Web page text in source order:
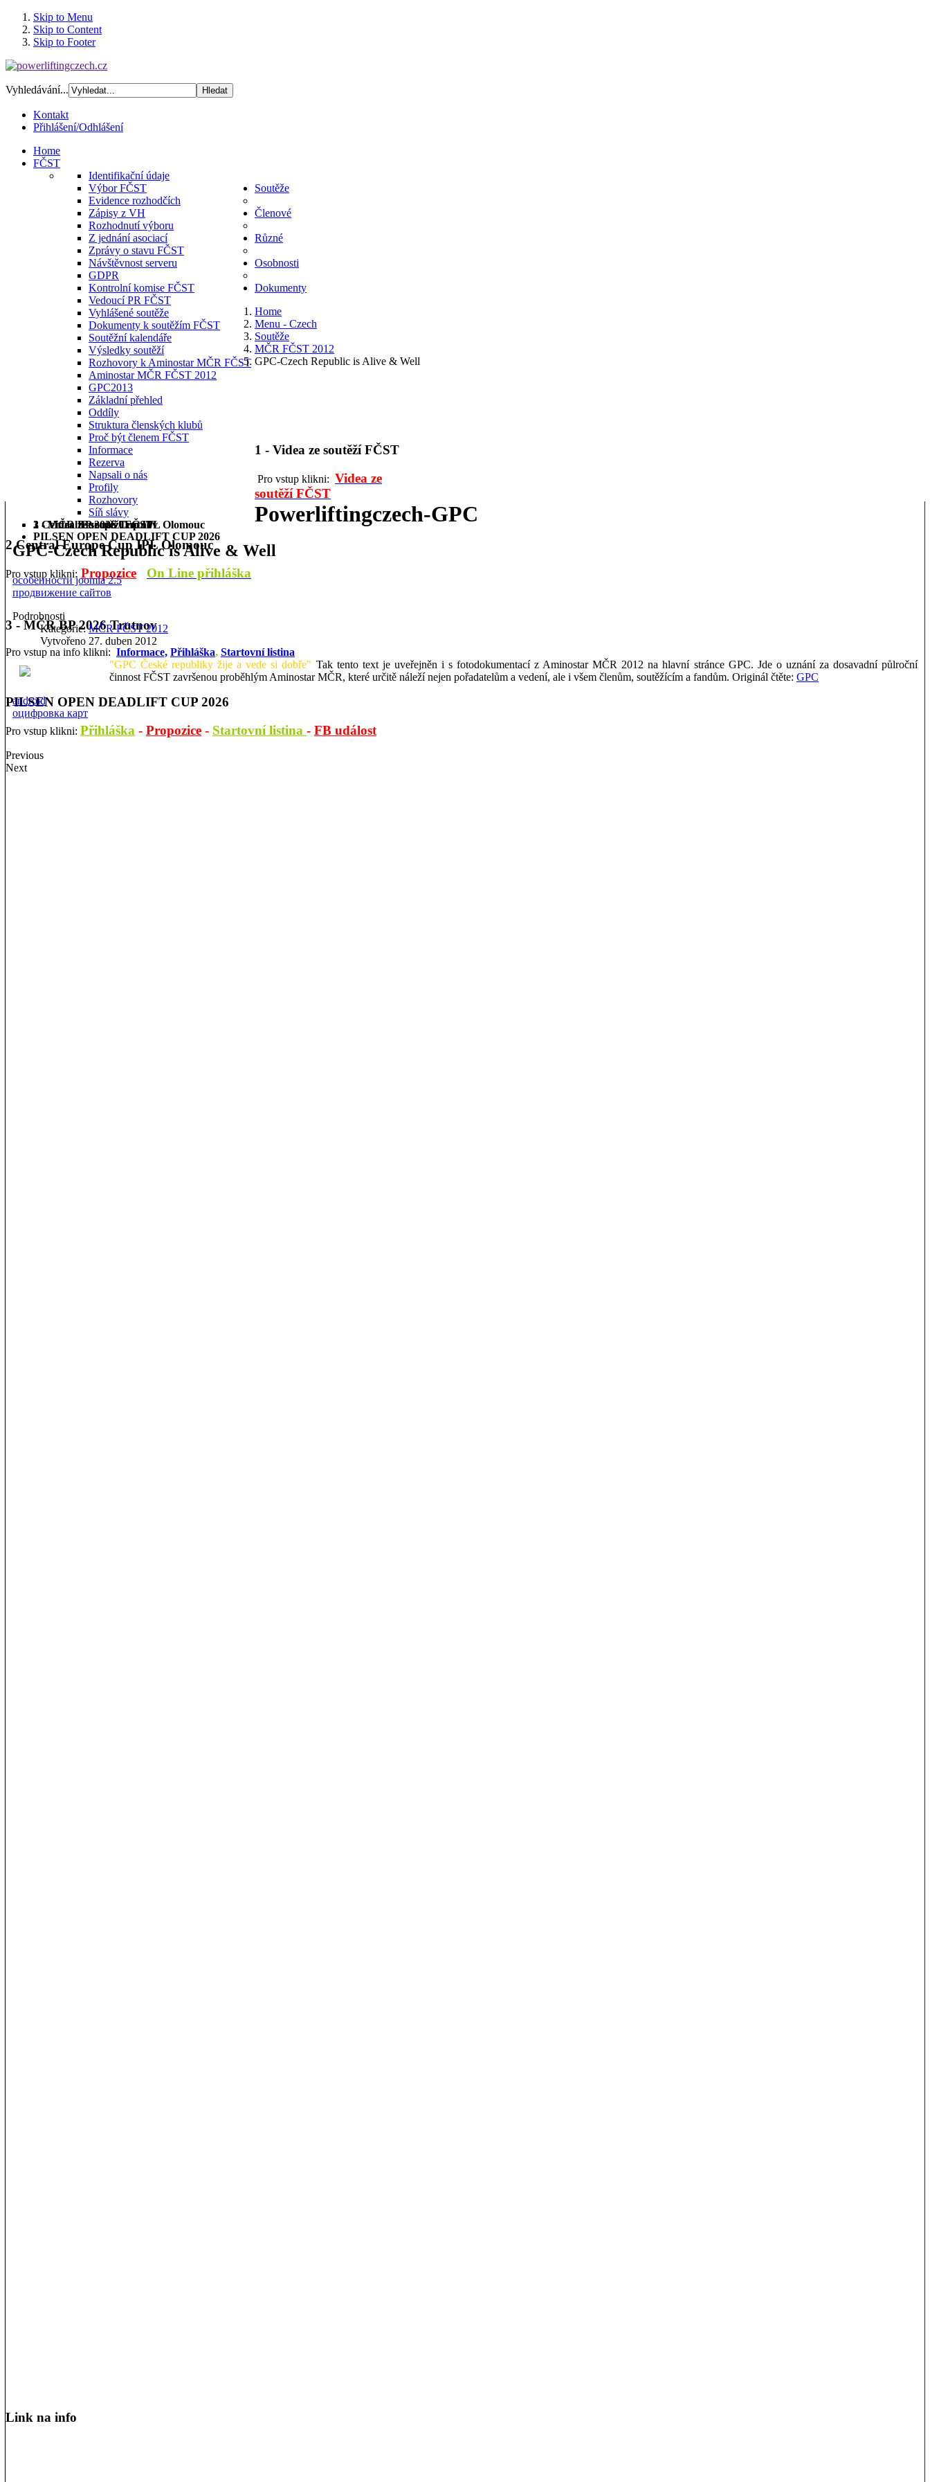
Skip to Menu
Skip to Content
Skip to Footer
Vyhledávání...
Kontakt
Přihlášení/Odhlášení
Home
FČST
Identifikační údaje
Výbor FČST
Evidence rozhodčích
Zápisy z VH
Rozhodnutí výboru
Z jednání asociací
Zprávy o stavu FČST
Návštěvnost serveru
GDPR
Kontrolní komise FČST
Vedoucí PR FČST
Soutěže
Vyhlášené soutěže
Dokumenty k soutěžím FČST
Soutěžní kalendáře
Výsledky soutěží
Rozhovory k Aminostar MČR FČST
Aminostar MČR FČST 2012
GPC2013
Členové
Základní přehled
Oddíly
Struktura členských klubů
Proč být členem FČST
Různé
Informace
Rezerva
Osobnosti
Napsali o nás
Profily
Rozhovory
Síň slávy
Dokumenty
Home
Menu - Czech
Soutěže
MČR FČST 2012
GPC-Czech Republic is Alive & Well
1 - Videa ze soutěží FČST
2 Central Europe Cup IPL Olomouc
3 - MČR BP 2026 Trutnov
PILSEN OPEN DEADLIFT CUP 2026
1 - Videa ze soutěží FČST
Pro vstup klikni: Videa ze
soutěží FČST
2 Central Europe Cup IPL Olomouc
Pro vstup klikni: Propozice On Line přihláška
3 - MČR BP 2026 Trutnov
Pro vstup na info klikni: Informace, Přihláška, Startovní listina
PILSEN OPEN DEADLIFT CUP 2026
Pro vstup klikni: Přihláška - Propozice - Startovní listina - FB událost
Previous
Next
Powerliftingczech-GPC
GPC-Czech Republic is Alive & Well
особенности joomla 2.5
продвижение сайтов
Podrobnosti
Kategorie:MČR FČST 2012
Vytvořeno 27. duben 2012
"GPC České republiky žije a vede si dobře" Tak tento text je uveřejněn i s fotodokumentací z Aminostar MČR 2012 na hlavní stránce GPC. Jde o uznání za dosavadní půlroční
činnost FČST završenou proběhlým Aminostar MČR, které určitě náleží nejen pořadatelům a vedení, ale i všem členům, soutěžícím a fandům. Originál čtěte: GPC
android
оцифровка карт
Link na info